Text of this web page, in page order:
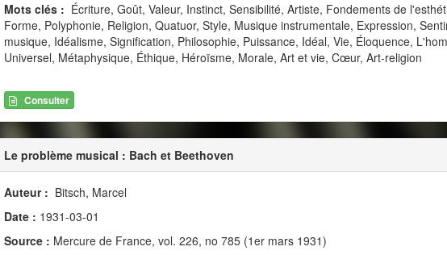
Mots clés : Écriture, Goût, Valeur, Instinct, Sensibilité, Artiste, Fondements de
Forme, Polyphonie, Religion, Quatuor, Style, Musique instrumentale, Expression,
musique, Idéalisme, Signification, Philosophie, Puissance, Idéal, Vie, Éloquence,
Universel, Métaphysique, Éthique, Héroïsme, Morale, Art et vie, Cœur, Art-religion
Consulter
Le problème musical : Bach et Beethoven
Auteur : Bitsch, Marcel
Date : 1931-03-01
Source : Mercure de France, vol. 226, no 785 (1er mars 1931)